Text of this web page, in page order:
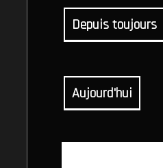
Depuis toujours
Aujourd'hui